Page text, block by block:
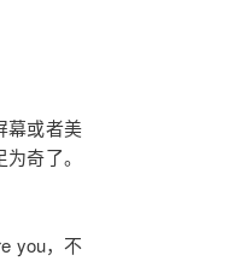
幕或者美
奇了。
you，不